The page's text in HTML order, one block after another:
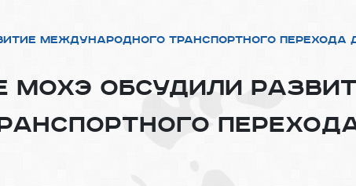
международного транспортного перехода
Мохэ обсудили